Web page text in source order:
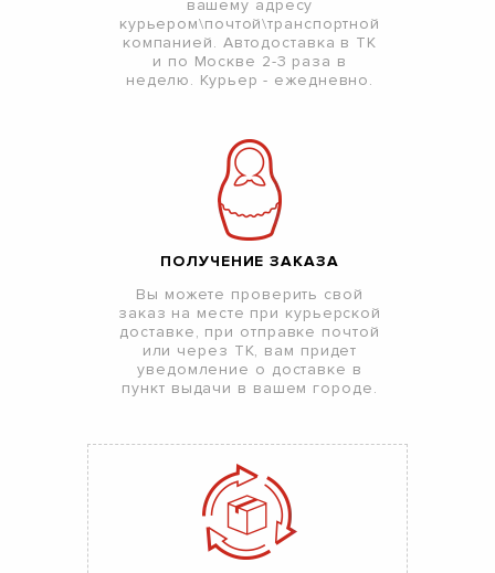
вашему адресу
курьером\почтой\транспортной
компанией. Автодоставка в ТК
и по Москве 2-3 раза в
неделю. Курьер - ежедневно.
ПОЛУЧЕНИЕ ЗАКАЗА
Вы можете проверить свой
заказ на месте при курьерской
доставке, при отправке почтой
или через ТК, вам придет
уведомление о доставке в
пункт выдачи в вашем городе.